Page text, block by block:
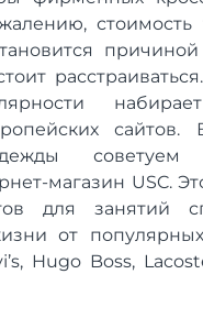
стоимость
причиной
сайтов.
советуем
магазин USC.
для занятий
от
Hugo Boss,